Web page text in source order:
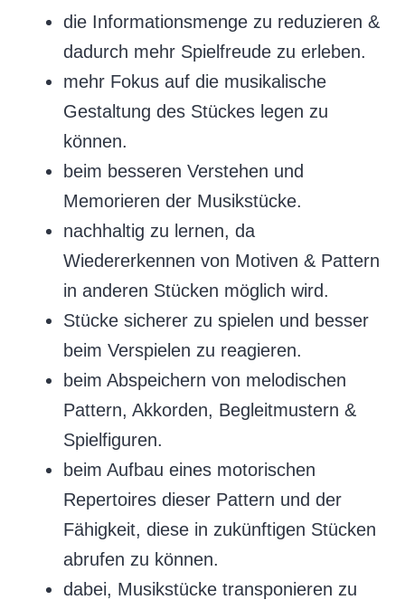
die Informationsmenge zu reduzieren &
dadurch mehr Spielfreude zu erleben.
mehr Fokus auf die musikalische
Gestaltung des Stückes legen zu
können.
beim besseren Verstehen und
Memorieren der Musikstücke.
nachhaltig zu lernen, da
Wiedererkennen von Motiven & Pattern
in anderen Stücken möglich wird.
Stücke sicherer zu spielen und besser
beim Verspielen zu reagieren.
beim Abspeichern von melodischen
Pattern, Akkorden, Begleitmustern &
Spielfiguren.
beim Aufbau eines motorischen
Repertoires dieser Pattern und der
Fähigkeit, diese in zukünftigen Stücken
abrufen zu können.
dabei, Musikstücke transponieren zu